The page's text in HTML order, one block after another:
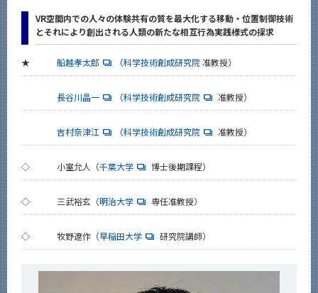
VR空間内での人々の体験共有の質を最大化する移動・位置制御技術
とそれにより創出される人類の新たな相互行為実践様式の探求
★ 船越孝太郎 （科学技術創成研究院 准教授）
長谷川晶一 （科学技術創成研究院 准教授）
吉村奈津江 （科学技術創成研究院 准教授）
◇ 小室允人（千葉大学 博士後期課程）
◇ 三武裕玄（明治大学 専任准教授）
◇ 牧野遼作（早稲田大学 研究院講師）